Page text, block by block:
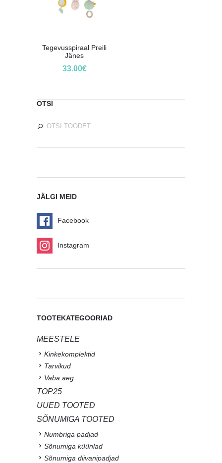
Tegevusspiraal Preili
Jänes
33.00€
OTSI
JÄLGI MEID
Facebook
Instagram
TOOTEKATEGOORIAD
MEESTELE
Kinkekomplektid
Tarvikud
Vaba aeg
TOP25
UUED TOOTED
SÕNUMIGA TOOTED
Numbriga padjad
Sõnumiga küünlad
Sõnumiga diivanipadjad